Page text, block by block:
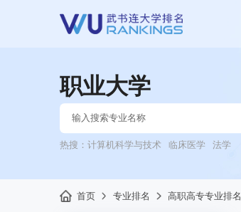
职业大学
热搜： 计算机科学与技术 临床医学 法学
首页 专业排名 高职高专专业排名